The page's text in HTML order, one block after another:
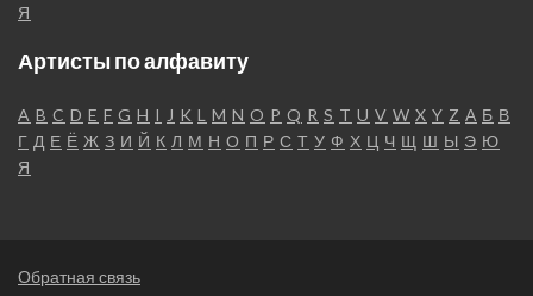
Я
Артисты по алфавиту
A B C D E F G H I J K L M N O P Q R S T U V W X Y Z А Б В
Г Д Е Ё Ж З И Й К Л М Н О П Р С Т У Ф Х Ц Ч Щ Ш Ы Э Ю
Я
Обратная связь